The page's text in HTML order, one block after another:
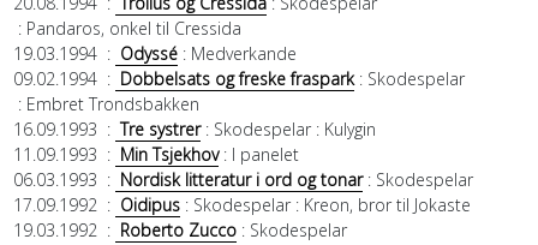
: Pandaros, onkel til Cressida
19.03.1994: Odyssé: Medverkande
09.02.1994: Dobbelsats og freske fraspark: Skodespelar
: Embret Trondsbakken
16.09.1993 : Tre systrer: Skodespelar: Kulygin
11.09.1993 : Min Tsjekhov: I panelet
06.03.1993 : Nordisk litteratur i ord og tonar: Skodespelar
17.09.1992: Oidipus: Skodespelar: Kreon, bror til Jokaste
19.03.1992: Roberto Zucco: Skodespelar